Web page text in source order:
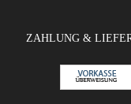
ZAHLUNG &